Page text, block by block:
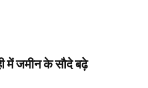
में जमीन के सौदे बढ़े